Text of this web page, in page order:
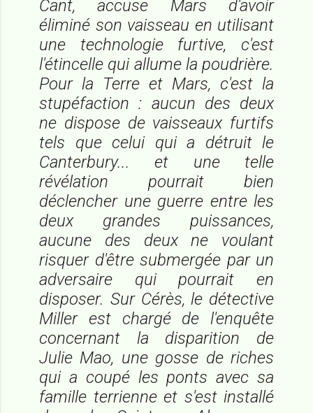
Cant, accuse Mars d'avoir
éliminé son vaisseau en utilisant
une technologie furtive, c'est
l'étincelle qui allume la poudrière.
Pour la Terre et Mars, c'est la
stupéfaction : aucun des deux
ne dispose de vaisseaux furtifs
tels que celui qui a détruit le
Canterbury... et une telle
révélation pourrait bien
déclencher une guerre entre les
deux grandes puissances,
aucune des deux ne voulant
risquer d'être submergée par un
adversaire qui pourrait en
disposer. Sur Cérès, le détective
Miller est chargé de l'enquête
concernant la disparition de
Julie Mao, une gosse de riches
qui a coupé les ponts avec sa
famille terrienne et s'est installé